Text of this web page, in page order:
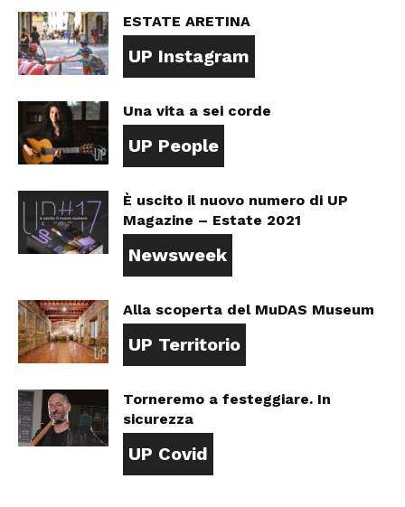
ESTATE ARETINA
UP Instagram
Una vita a sei corde
UP People
È uscito il nuovo numero di UP
Magazine – Estate 2021
Newsweek
Alla scoperta del MuDAS Museum
UP Territorio
Torneremo a festeggiare. In
sicurezza
UP Covid